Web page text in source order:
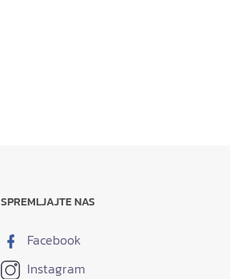
SPREMLJAJTE NAS
Facebook
Instagram